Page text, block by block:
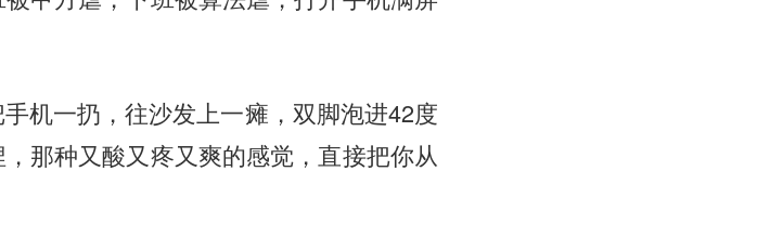
机一扔，往沙发上一瘫，双脚泡进42度
那种又酸又疼又爽的感觉，直接把你从